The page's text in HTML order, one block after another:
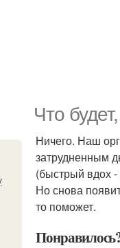
Что
Ничего. Наш
затрудненным
(быстрый вдох -
Но снова
то поможет.